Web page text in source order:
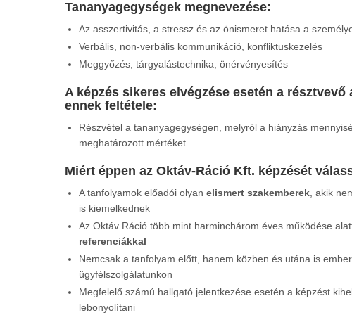
Tananyagegységek megnevezése:
Az asszertivitás, a stressz és az önismeret hatása a
Verbális, non-verbális kommunikáció, konfliktuskezelés
Meggyőzés, tárgyalástechnika, önérvényesítés
A képzés sikeres elvégzése esetén a
ennek feltétele:
Részvétel a tananyagegységen, melyről a hiányzás
meghatározott mértéket
Miért éppen az Oktáv-Ráció Kft. képzését
A tanfolyamok előadói olyan elismert szakemberek, akik
is kiemelkednek
Az Oktáv Ráció több mint harminchárom éves működése
referenciákkal
Nemcsak a tanfolyam előtt, hanem közben és utána is
ügyfélszolgálatunkon
Megfelelő számú hallgató jelentkezése esetén a képzést
lebonyolítani